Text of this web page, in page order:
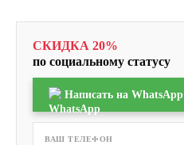
СКИДКА 20%
по социальному статусу
Написать на WhatsApp